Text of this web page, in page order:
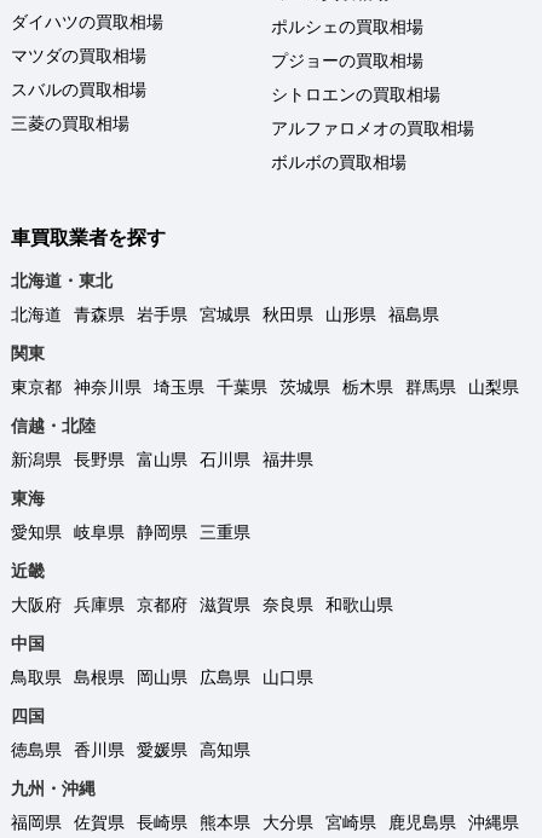
ダイハツの買取相場
マツダの買取相場
スバルの買取相場
三菱の買取相場
ポルシェの買取相場
プジョーの買取相場
シトロエンの買取相場
アルファロメオの買取相場
ボルボの買取相場
車買取業者を探す
北海道・東北
北海道
青森県 岩手県 宮城県 秋田県 山形県
福島県
関東
東京都
神奈川県 埼玉県 千葉県 茨城県 栃木県 群馬県
山梨県
信越・北陸
新潟県
長野県 富山県 石川県
福井県
東海
愛知県
岐阜県 静岡県
三重県
近畿
大阪府
兵庫県 京都府 滋賀県 奈良県
和歌山県
中国
鳥取県
島根県 岡山県 広島県
山口県
四国
徳島県
香川県 愛媛県
高知県
九州・沖縄
福岡県
佐賀県 長崎県 熊本県 大分県 宮崎県 鹿児島県 沖縄県